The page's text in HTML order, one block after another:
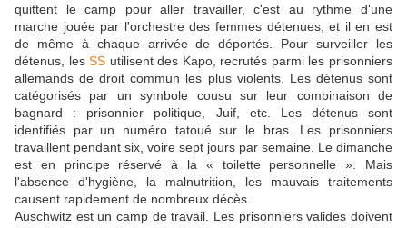
quittent le camp pour aller travailler, c'est au rythme d'une
marche jouée par l'orchestre des femmes détenues, et il en est
de même à chaque arrivée de déportés. Pour surveiller les
détenus, lesSS utilisent des Kapo, recrutés parmi les prisonniers
allemands de droit commun les plus violents. Les détenus sont
catégorisés par un symbole cousu sur leur combinaison de
bagnard : prisonnier politique, Juif, etc. Les détenus sont
identifiés par un numéro tatoué sur le bras. Les prisonniers
travaillent pendant six, voire sept jours par semaine. Le dimanche
est en principe réservé à la « toilette personnelle ». Mais
l'absence d'hygiène, la malnutrition, les mauvais traitements
causent rapidement de nombreux décès.
Auschwitz est un camp de travail. Les prisonniers valides doivent